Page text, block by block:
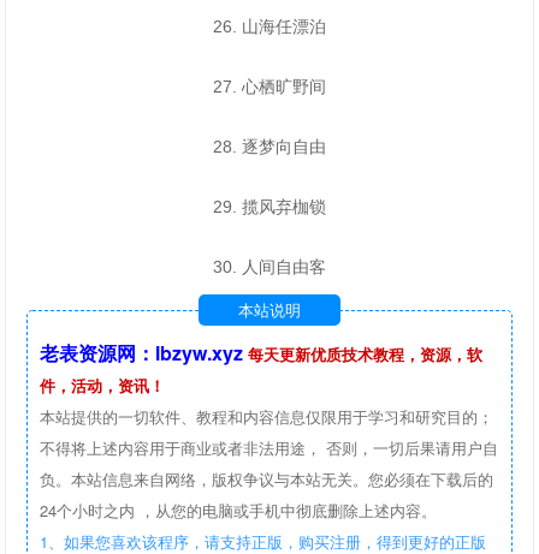
26. 山海任漂泊
27. 心栖旷野间
28. 逐梦向自由
29. 揽风弃枷锁
30. 人间自由客
本站说明
老表资源网：lbzyw.xyz 每天更新优质技术教程，资源，软
件，活动，资讯！
本站提供的一切软件、教程和内容信息仅限用于学习和研究目的；
不得将上述内容用于商业或者非法用途， 否则，一切后果请用户自
负。本站信息来自网络，版权争议与本站无关。您必须在下载后的
24个小时之内 ，从您的电脑或手机中彻底删除上述内容。
1、如果您喜欢该程序，请支持正版，购买注册，得到更好的正版